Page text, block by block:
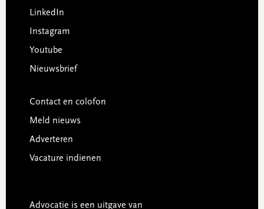
LinkedIn
Instagram
Youtube
Nieuwsbrief
Contact en colofon
Meld nieuws
Adverteren
Vacature indienen
Advocatie is een uitgave van